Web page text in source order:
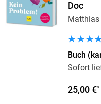
Doc
Matthias
Buch
Sofort
25,00 €*